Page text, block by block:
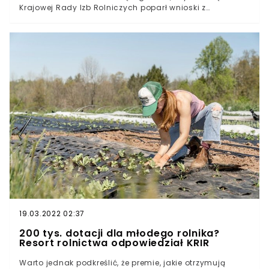
Krajowej Rady Izb Rolniczych poparł wnioski z
programu pomocy na dofinansowanie kosztów zakupu
komputera stacjonarnego lub przenośnego (laptopa)
wraz z niezbędnym oprogramowaniem oraz myszą,
klawiaturą i ładowarką przeznaczonego dla dzieci
rolników. Przypomnijmy, nabór wniosków prowadzony
był przez Agencję Restrukturyzacji i Modernizacji
Rolnictwa do 30 grudnia ubiegłego roku. Zapraszamy
do obejrzenia naszego nowego materiału wideo:
[EMBED-3]
19.03.2022 02:37
200 tys. dotacji dla młodego rolnika?
Resort rolnictwa odpowiedział KRIR
Warto jednak podkreślić, że premie, jakie otrzymują